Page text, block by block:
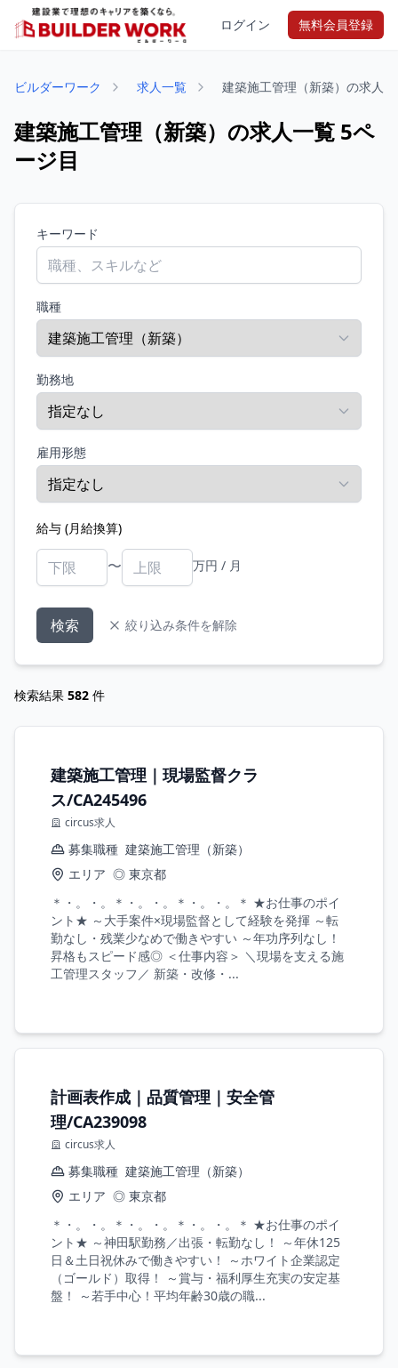
ログイン 無料会員登録
ビルダーワーク 求人一覧 建築施工管理（新築）の求人
建築施工管理（新築）の求人一覧 5ペ
ージ目
キーワード
職種
勤務地
雇用形態
給与 (月給換算)
〜 万円 / 月
検索 絞り込み条件を解除
検索結果 582 件
建築施工管理｜現場監督クラ
ス/CA245496
circus求人
募集職種 建築施工管理（新築）
エリア ◎ 東京都
＊・。・。＊・。・。＊・。・。＊ ★お仕事のポイ
ント★ ～大手案件×現場監督として経験を発揮 ～転
勤なし・残業少なめで働きやすい ～年功序列なし！
昇格もスピード感◎ ＜仕事内容＞ ＼現場を支える施
工管理スタッフ／ 新築・改修・...
計画表作成｜品質管理｜安全管
理/CA239098
circus求人
募集職種 建築施工管理（新築）
エリア ◎ 東京都
＊・。・。＊・。・。＊・。・。＊ ★お仕事のポイ
ント★ ～神田駅勤務／出張・転勤なし！ ～年休125
日＆土日祝休みで働きやすい！ ～ホワイト企業認定
（ゴールド）取得！ ～賞与・福利厚生充実の安定基
盤！ ～若手中心！平均年齢30歳の職...